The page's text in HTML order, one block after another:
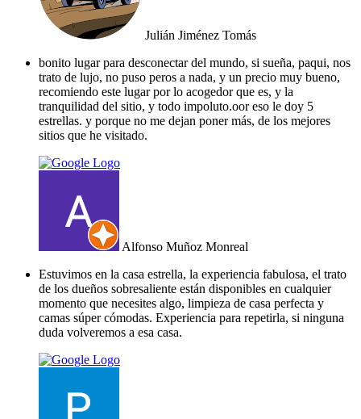
Julián Jiménez Tomás
bonito lugar para desconectar del mundo, si sueña, paqui, nos
trato de lujo, no puso peros a nada, y un precio muy bueno,
recomiendo este lugar por lo acogedor que es, y la
tranquilidad del sitio, y todo impoluto.oor eso le doy 5
estrellas. y porque no me dejan poner más, de los mejores
sitios que he visitado.
Alfonso Muñoz Monreal
Estuvimos en la casa estrella, la experiencia fabulosa, el trato
de los dueños sobresaliente están disponibles en cualquier
momento que necesites algo, limpieza de casa perfecta y
camas súper cómodas. Experiencia para repetirla, si ninguna
duda volveremos a esa casa.